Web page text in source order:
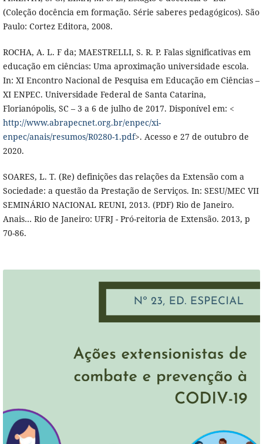
(Coleção docência em formação. Série saberes pedagógicos). São
Paulo: Cortez Editora, 2008.
ROCHA, A. L. F da; MAESTRELLI, S. R. P. Falas significativas em
educação em ciências: Uma aproximação universidade escola.
In: XI Encontro Nacional de Pesquisa em Educação em Ciências –
XI ENPEC. Universidade Federal de Santa Catarina,
Florianópolis, SC – 3 a 6 de julho de 2017. Disponível em: <
http://www.abrapecnet.org.br/enpec/xi-
enpec/anais/resumos/R0280-1.pdf>. Acesso e 27 de outubro de
2020.
SOARES, L. T. (Re) definições das relações da Extensão com a
Sociedade: a questão da Prestação de Serviços. In: SESU/MEC VII
SEMINÁRIO NACIONAL REUNI, 2013. (PDF) Rio de Janeiro.
Anais… Rio de Janeiro: UFRJ - Pró-reitoria de Extensão. 2013, p
70-86.